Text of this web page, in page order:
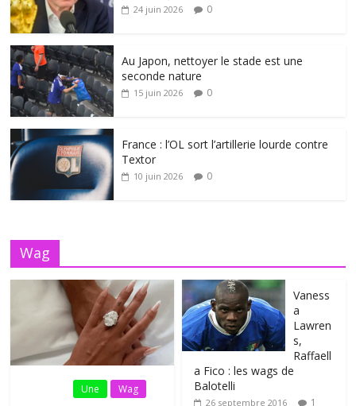
24 juin 2026 0
Au Japon, nettoyer le stade est une
seconde nature
15 juin 2026 0
France : l’OL sort l’artillerie lourde contre
Textor
10 juin 2026 0
Wag
Une Wag
Vaness
a
Lawren
s,
Raffaell
a Fico : les wags de
Balotelli
26 septembre 2016 1